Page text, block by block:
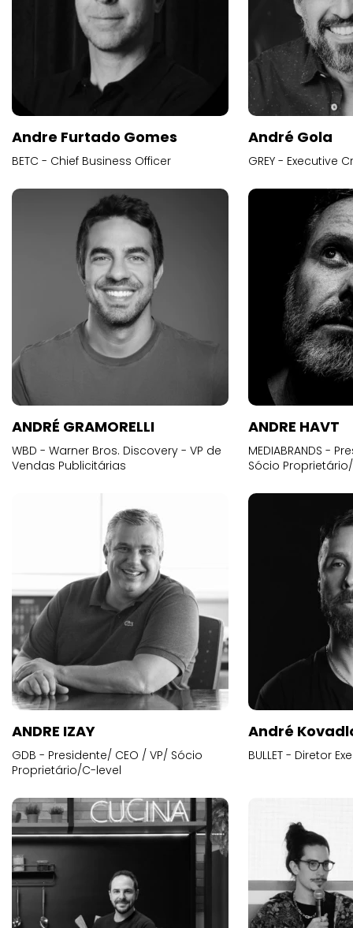
Andre Furtado Gomes
BETC - Chief Business Officer
André Gola
GREY - Executive
ANDRÉ GRAMORELLI
WBD - Warner Bros. Discovery - VP de
Vendas Publicitárias
ANDRE HAVT
MEDIABRANDS -
Sócio
ANDRE IZAY
GDB - Presidente/ CEO / VP/ Sócio
Proprietário/C-level
André
BULLET - Diretor